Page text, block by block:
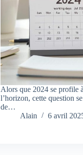
Alors que 2024 se profile à
l’horizon, cette question
de…
Alain
6 avril